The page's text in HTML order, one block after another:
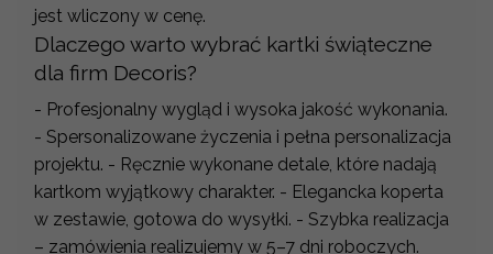
jest wliczony w cenę.
Dlaczego warto wybrać kartki świąteczne
dla firm Decoris?
- Profesjonalny wygląd i wysoka jakość wykonania.
- Spersonalizowane życzenia i pełna personalizacja
projektu. - Ręcznie wykonane detale, które nadają
kartkom wyjątkowy charakter. - Elegancka koperta
w zestawie, gotowa do wysyłki. - Szybka realizacja
– zamówienia realizujemy w 5–7 dni roboczych.